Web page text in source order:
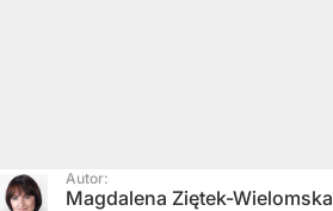
Autor:
Magdalena Ziętek-Wielomska